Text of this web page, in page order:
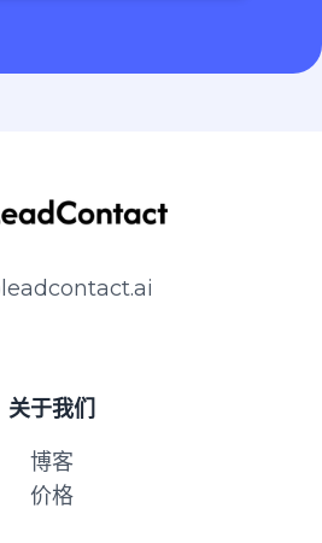
关于我们
博客
价格